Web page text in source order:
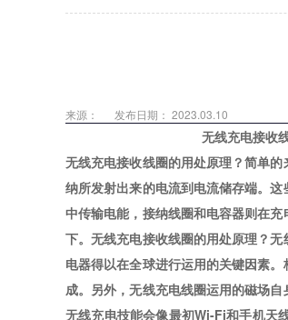
来源： 发布日期： 2023.03.10
无线充电接收
无线充电接收线圈的用处原理？简单的
纳所发射出来的电流到电流储存端。
中传输电能，接纳线圈和电容器则在
下。无线充电接收线圈的用处原理？无
电器得以在全球进行运用的关键因素
成。另外，无线充电线圈运用的磁场
无线充电技能会像最初Wi-Fi和手机天